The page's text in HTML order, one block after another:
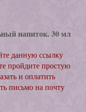
напиток. 30 мл
данную ссылку
пройдите простую
и оплатить
письмо на почту